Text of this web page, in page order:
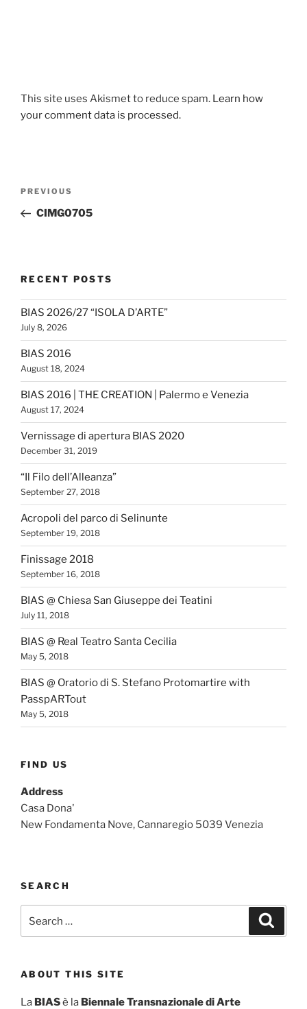
This site uses Akismet to reduce spam. Learn how
your comment data is processed.
Previous
Post
PREVIOUS
CIMG0705
RECENT POSTS
BIAS 2026/27 “ISOLA D’ARTE”
July 8, 2026
BIAS 2016
August 18, 2024
BIAS 2016 | THE CREATION | Palermo e Venezia
August 17, 2024
Vernissage di apertura BIAS 2020
December 31, 2019
“Il Filo dell’Alleanza”
September 27, 2018
Acropoli del parco di Selinunte
September 19, 2018
Finissage 2018
September 16, 2018
BIAS @ Chiesa San Giuseppe dei Teatini
July 11, 2018
BIAS @ Real Teatro Santa Cecilia
May 5, 2018
BIAS @ Oratorio di S. Stefano Protomartire with
PasspARTout
May 5, 2018
FIND US
Address
Casa Dona'
New Fondamenta Nove, Cannaregio 5039 Venezia
SEARCH
for:
ABOUT THIS SITE
La BIASè la Biennale Transnazionale di Arte